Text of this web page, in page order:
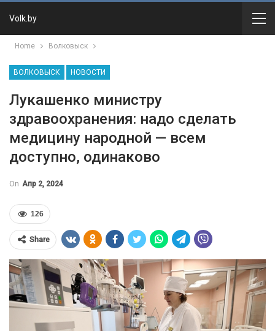
Volk.by
Home Волковыск
ВОЛКОВЫСК НОВОСТИ
Лукашенко министру
здравоохранения: надо сделать
медицину народной — всем
доступно, одинаково
On Апр 2, 2024
126
Share